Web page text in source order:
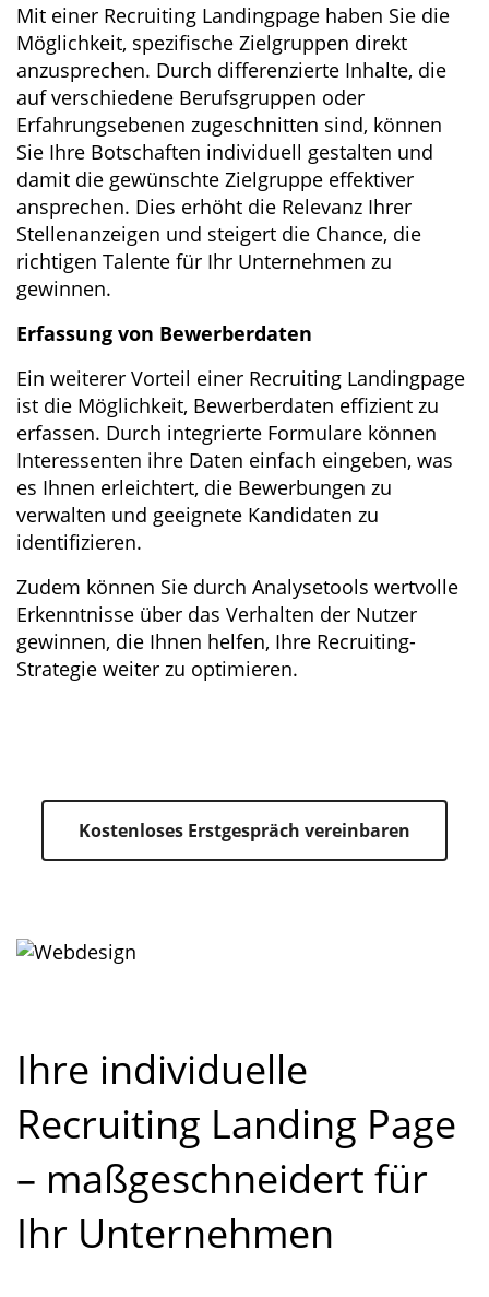
Mit einer Recruiting Landingpage haben Sie die
Möglichkeit, spezifische Zielgruppen direkt
anzusprechen. Durch differenzierte Inhalte, die
auf verschiedene Berufsgruppen oder
Erfahrungsebenen zugeschnitten sind, können
Sie Ihre Botschaften individuell gestalten und
damit die gewünschte Zielgruppe effektiver
ansprechen. Dies erhöht die Relevanz Ihrer
Stellenanzeigen und steigert die Chance, die
richtigen Talente für Ihr Unternehmen zu
gewinnen.
Erfassung von Bewerberdaten
Ein weiterer Vorteil einer Recruiting Landingpage
ist die Möglichkeit, Bewerberdaten effizient zu
erfassen. Durch integrierte Formulare können
Interessenten ihre Daten einfach eingeben, was
es Ihnen erleichtert, die Bewerbungen zu
verwalten und geeignete Kandidaten zu
identifizieren.
Zudem können Sie durch Analysetools wertvolle
Erkenntnisse über das Verhalten der Nutzer
gewinnen, die Ihnen helfen, Ihre Recruiting-
Strategie weiter zu optimieren.
Kostenloses Erstgespräch vereinbaren
Ihre individuelle
Recruiting Landing Page
– maßgeschneidert für
Ihr Unternehmen